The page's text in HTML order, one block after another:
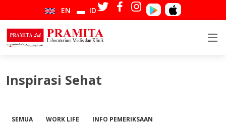
EN ID
Inspirasi Sehat
SEMUA WORK LIFE
INFO PEMERIKSAAN